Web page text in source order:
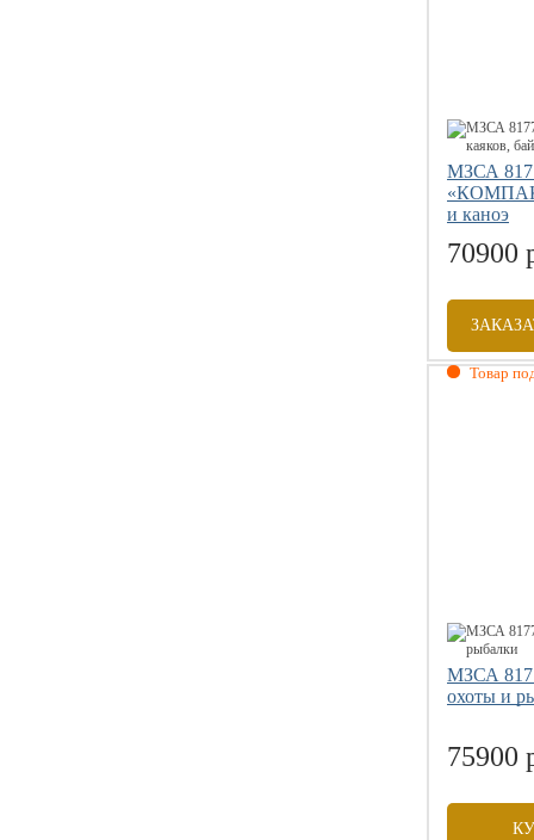
МЗСА
и каноэ
70900
Товар
МЗСА
охоты и
75900